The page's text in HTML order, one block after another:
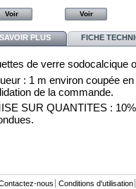
Voir Voir
PLUS FICHE
de verre sodocalcique
: 1 m environ coupée
de la commande.
SUR QUANTITES :
nous Conditions d'utilisation